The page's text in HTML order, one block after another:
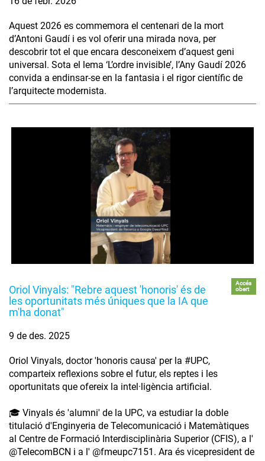
Aquest 2026 es commemora el centenari de la mort
d’Antoni Gaudí i es vol oferir una mirada nova, per
descobrir tot el que encara desconeixem d’aquest geni
universal. Sota el lema ‘L’ordre invisible’, l’Any Gaudí 2026
convida a endinsar-se en la fantasia i el rigor científic de
l’arquitecte modernista.
Oriol Vinyals: "Rebre aquest 'honoris' és de
les oportunitats més úniques que la IA que
m'ha donat"
Accés
obert
9 de des. 2025
Oriol Vinyals, doctor 'honoris causa' per la #UPC,
comparteix reflexions sobre el futur, els reptes i les
oportunitats que ofereix la intel·ligència artificial.
🎓 Vinyals és 'alumni' de la UPC, va estudiar la doble
titulació d'Enginyeria de Telecomunicació i Matemàtiques
al Centre de Formació Interdisciplinària Superior (CFIS), a l'
‪@TelecomBCN‬ i a l' ‪@fmeupc7151‬. Ara és vicepresident de